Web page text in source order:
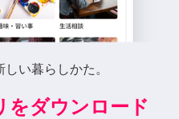
い暮らしかた。
をダウンロード